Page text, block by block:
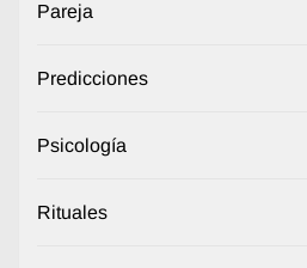
Pareja
Predicciones
Psicología
Rituales